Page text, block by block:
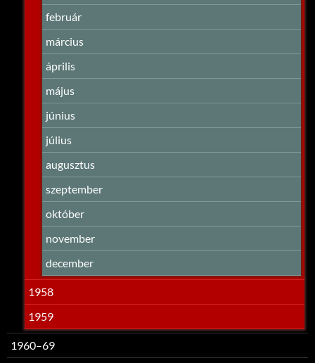
február
március
április
május
június
július
augusztus
szeptember
október
november
december
1958
1959
1960–69